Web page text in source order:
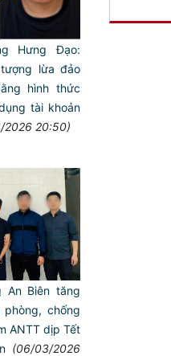
Hưng Đạo:
lừa đảo
hình thức
tài khoản
2026 20:50)
An Biên tăng
chống
ANTT dịp Tết
(06/03/2026